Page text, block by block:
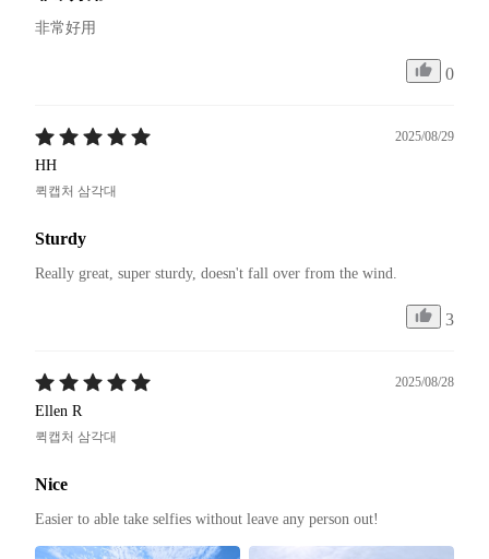
非常好用
0
2025/08/29
HH
퀵캡처 삼각대
Sturdy
Really great, super sturdy, doesn't fall over from the wind.
3
2025/08/28
Ellen R
퀵캡처 삼각대
Nice
Easier to able take selfies without leave any person out!